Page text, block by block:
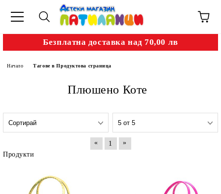
Безплатна доставка над 70,00 лв
Начало Тагове в Продуктова страница
Плюшено Коте
« 1
»
Продукти